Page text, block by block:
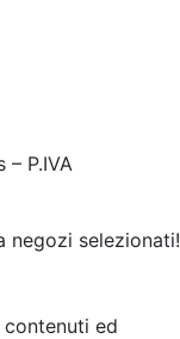
P.IVA
negozi selezionati!
ed